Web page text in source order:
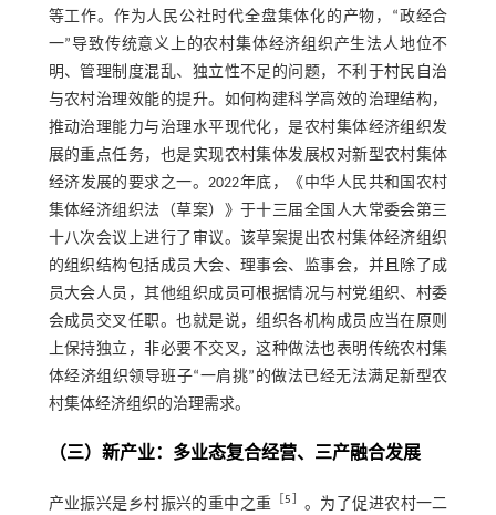
等工作。作为人民公社时代全盘集体化的产物，“政经合
一”导致传统意义上的农村集体经济组织产生法人地位不
明、管理制度混乱、独立性不足的问题，不利于村民自治
与农村治理效能的提升。如何构建科学高效的治理结构，
推动治理能力与治理水平现代化，是农村集体经济组织发
展的重点任务，也是实现农村集体发展权对新型农村集体
经济发展的要求之一。2022年底，《中华人民共和国农村
集体经济组织法（草案）》于十三届全国人大常委会第三
十八次会议上进行了审议。该草案提出农村集体经济组织
的组织结构包括成员大会、理事会、监事会，并且除了成
员大会人员，其他组织成员可根据情况与村党组织、村委
会成员交叉任职。也就是说，组织各机构成员应当在原则
上保持独立，非必要不交叉，这种做法也表明传统农村集
体经济组织领导班子“一肩挑”的做法已经无法满足新型农
村集体经济组织的治理需求。
（三）新产业：多业态复合经营、三产融合发展
产业振兴是乡村振兴的重中之重 ［5
。为了促进农村一二